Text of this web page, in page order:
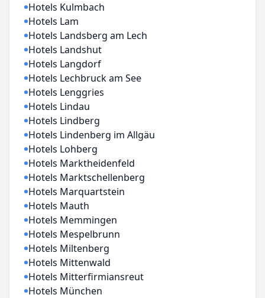
Hotels Kulmbach
Hotels Lam
Hotels Landsberg am Lech
Hotels Landshut
Hotels Langdorf
Hotels Lechbruck am See
Hotels Lenggries
Hotels Lindau
Hotels Lindberg
Hotels Lindenberg im Allgäu
Hotels Lohberg
Hotels Marktheidenfeld
Hotels Marktschellenberg
Hotels Marquartstein
Hotels Mauth
Hotels Memmingen
Hotels Mespelbrunn
Hotels Miltenberg
Hotels Mittenwald
Hotels Mitterfirmiansreut
Hotels München